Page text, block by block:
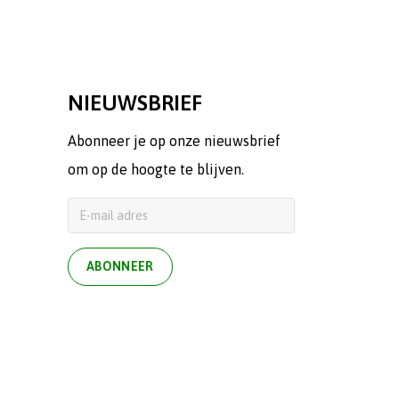
NIEUWSBRIEF
Abonneer je op onze nieuwsbrief
om op de hoogte te blijven.
ABONNEER